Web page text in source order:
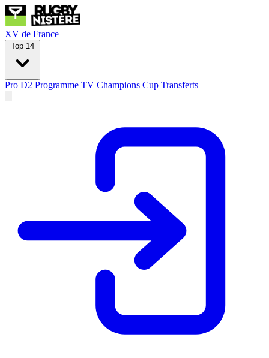
XV de France
Top 14
Pro D2 Programme TV Champions Cup Transferts